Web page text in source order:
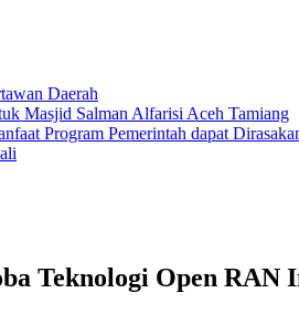
Daerah
Masjid Salman Alfarisi Aceh Tamiang
Program Pemerintah dapat
Teknologi Open RAN